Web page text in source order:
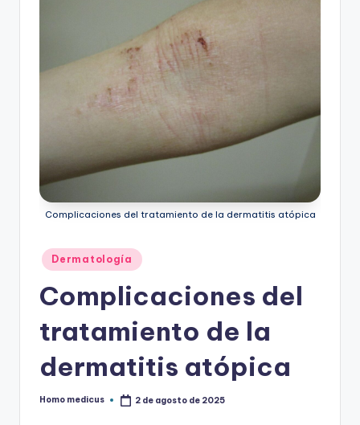
Complicaciones del tratamiento de la dermatitis atópica
Publicado
en
Dermatología
Complicaciones del
tratamiento de la
dermatitis atópica
Publicado
Homo medicus 2 de agosto de 2025